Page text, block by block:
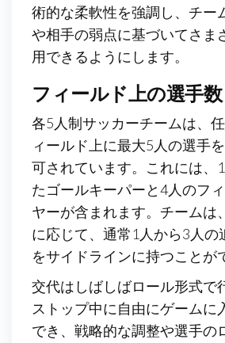
術的な柔軟性を強調し、チー
や相手の弱点に基づいてさま
用できるようにします。
フィールド上の選手数
各5人制サッカーチームは、
ィールド上に最大5人の選手
可されています。これには、
たゴールキーパーと4人のフ
ヤーが含まれます。チームは
に応じて、通常1人から3人の
をサイドラインに持つことが
交代はしばしばロール形式で
ストップ中に自由にゲームに
でき、戦略的な調整や選手の